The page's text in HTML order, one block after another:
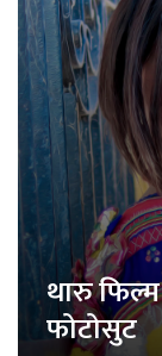
थारु फिल्म
फोटोसुट